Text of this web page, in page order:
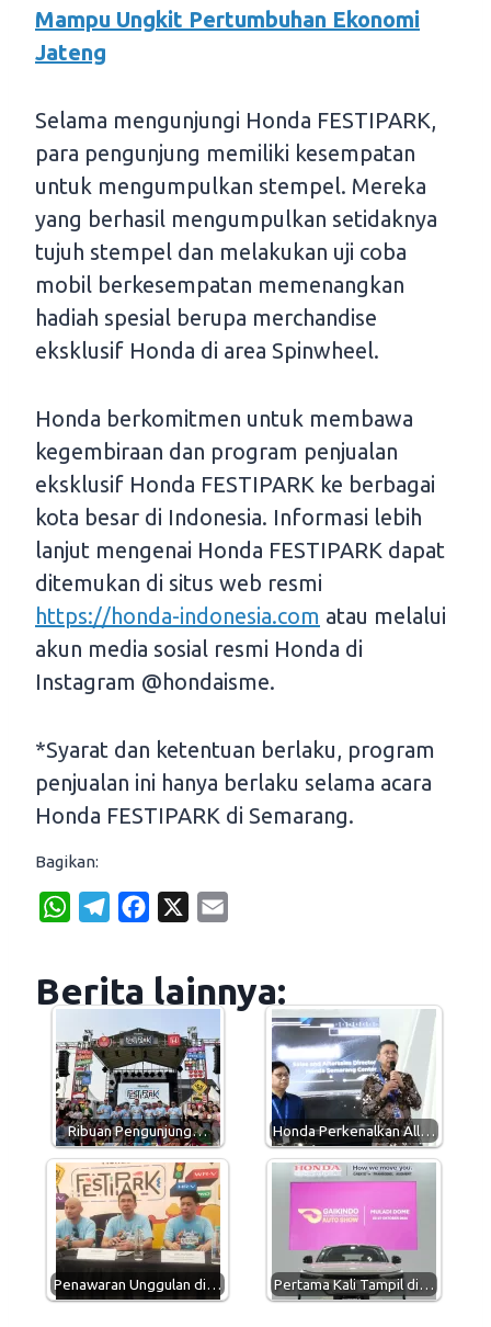
Mampu Ungkit Pertumbuhan Ekonomi
Jateng
Selama mengunjungi Honda FESTIPARK,
para pengunjung memiliki kesempatan
untuk mengumpulkan stempel. Mereka
yang berhasil mengumpulkan setidaknya
tujuh stempel dan melakukan uji coba
mobil berkesempatan memenangkan
hadiah spesial berupa merchandise
eksklusif Honda di area Spinwheel.
Honda berkomitmen untuk membawa
kegembiraan dan program penjualan
eksklusif Honda FESTIPARK ke berbagai
kota besar di Indonesia. Informasi lebih
lanjut mengenai Honda FESTIPARK dapat
ditemukan di situs web resmi
https://honda-indonesia.com atau melalui
akun media sosial resmi Honda di
Instagram @hondaisme.
*Syarat dan ketentuan berlaku, program
penjualan ini hanya berlaku selama acara
Honda FESTIPARK di Semarang.
Bagikan:
W
t
A
p
p
e
g
r
a
m
e
b
o
o
k
i
Berita lainnya:
Ribuan Pengunjung… Honda Perkenalkan All…
Penawaran Unggulan di… Pertama Kali Tampil di…